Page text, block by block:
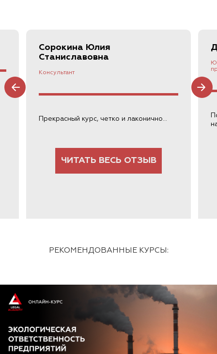
Сорокина Юлия
Станиславовна
Консультант
Прекрасный курс, четко и лаконично...
ЧИТАТЬ ВЕСЬ ОТЗЫВ
РЕКОМЕНДОВАННЫЕ КУРСЫ: